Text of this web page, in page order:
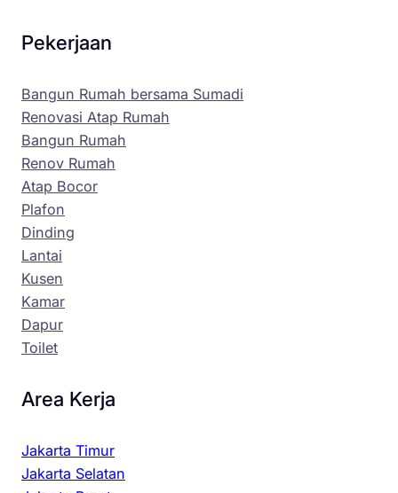
Pekerjaan
Bangun Rumah bersama Sumadi
Renovasi Atap Rumah
Bangun Rumah
Renov Rumah
Atap Bocor
Plafon
Dinding
Lantai
Kusen
Kamar
Dapur
Toilet
Area Kerja
Jakarta Timur
Jakarta Selatan